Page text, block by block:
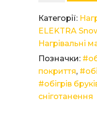
ELEKTRA
SnowTec
Tuff
Категорії:
ELEKTRA
Нагрівальні
Позначки:
покриття,
#обігрів
сніготанення